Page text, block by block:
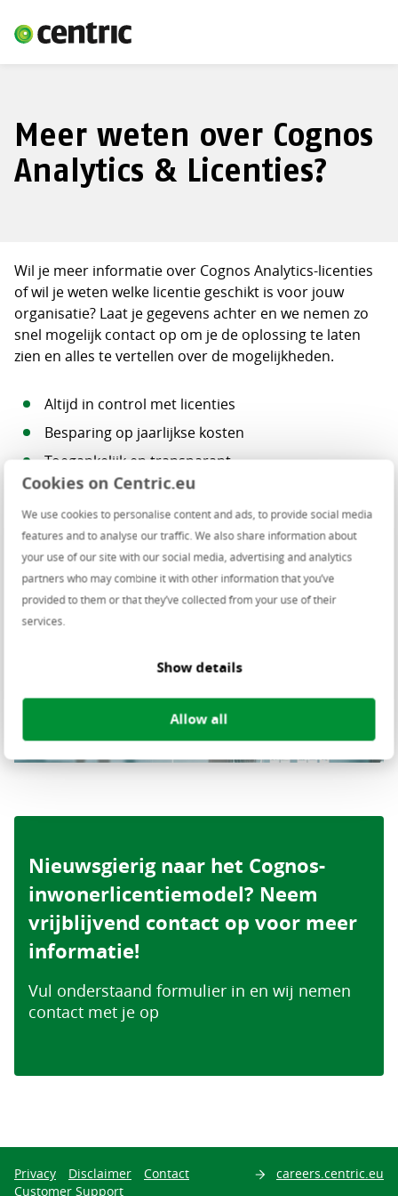
Cookies on Centric.eu
We use cookies to personalise content and ads, to provide social media
features and to analyse our traffic. We also share information about
your use of our site with our social media, advertising and analytics
partners who may combine it with other information that you’ve
provided to them or that they’ve collected from your use of their
services.
Show details
Allow all
Meer weten over Cognos
Analytics & Licenties?
Wil je meer informatie over Cognos Analytics-licenties
of wil je weten welke licentie geschikt is voor jouw
organisatie? Laat je gegevens achter en we nemen zo
snel mogelijk contact op om je de oplossing te laten
zien en alles te vertellen over de mogelijkheden.
Altijd in control met licenties
Besparing op jaarlijkse kosten
Toegankelijk en transparant
Dashboards, analyse- en rapportagetools
Nieuwsgierig naar het Cognos-
inwonerlicentiemodel? Neem
vrijblijvend contact op voor meer
informatie!
Vul onderstaand formulier in en wij nemen
contact met je op
Privacy Disclaimer
Contact
Customer Support
careers.centric.eu